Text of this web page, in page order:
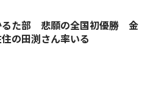
るた部 悲願の全国初優勝 金
の田渕さん率いる